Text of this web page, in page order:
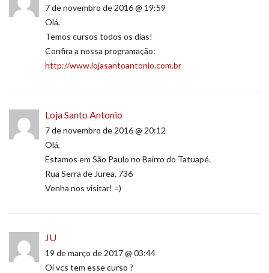
7 de novembro de 2016 @ 19:59
Olá,
Temos cursos todos os dias!
Confira a nossa programação:
http://www.lojasantoantonio.com.br
Loja Santo Antonio
7 de novembro de 2016 @ 20:12
Olá,
Estamos em São Paulo no Bairro do Tatuapé.
Rua Serra de Jurea, 736
Venha nos visitar! =)
JU
19 de março de 2017 @ 03:44
Oi vcs tem esse curso ?